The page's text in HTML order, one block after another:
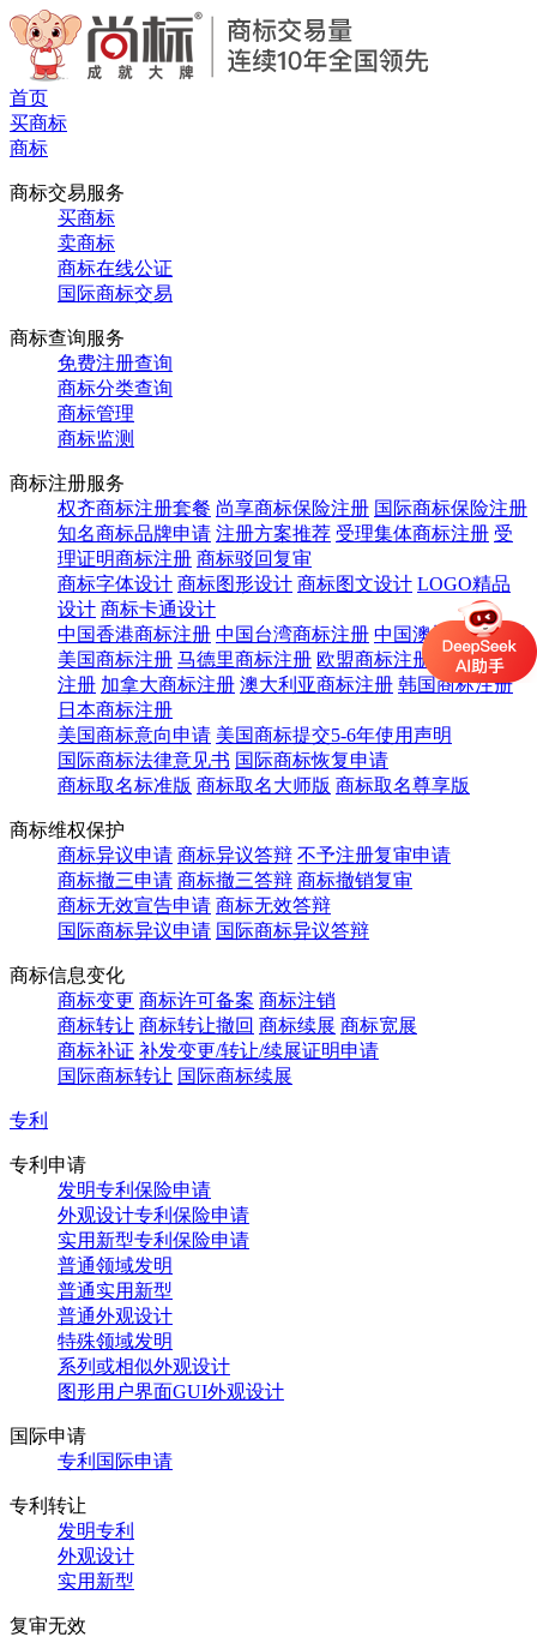
首页
买商标
商标
商标交易服务
买商标
卖商标
商标在线公证
国际商标交易
商标查询服务
免费注册查询
商标分类查询
商标管理
商标监测
商标注册服务
权齐商标注册套餐 尚享商标保险注册 国际商标保险注册
知名商标品牌申请 注册方案推荐 受理集体商标注册 受
理证明商标注册 商标驳回复审
商标字体设计 商标图形设计 商标图文设计 LOGO精品
设计 商标卡通设计
中国香港商标注册 中国台湾商标注册 中国澳门商标注册
美国商标注册 马德里商标注册 欧盟商标注册
英国商标
注册 加拿大商标注册 澳大利亚商标注册 韩国商标注册
日本商标注册
美国商标意向申请 美国商标提交5-6年使用声明
国际商标法律意见书 国际商标恢复申请
商标取名标准版 商标取名大师版 商标取名尊享版
商标维权保护
商标异议申请 商标异议答辩 不予注册复审申请
商标撤三申请 商标撤三答辩 商标撤销复审
商标无效宣告申请 商标无效答辩
国际商标异议申请 国际商标异议答辩
商标信息变化
商标变更 商标许可备案 商标注销
商标转让 商标转让撤回 商标续展 商标宽展
商标补证 补发变更/转让/续展证明申请
国际商标转让 国际商标续展
专利
专利申请
发明专利保险申请
外观设计专利保险申请
实用新型专利保险申请
普通领域发明
普通实用新型
普通外观设计
特殊领域发明
系列或相似外观设计
图形用户界面GUI外观设计
国际申请
专利国际申请
专利转让
发明专利
外观设计
实用新型
复审无效